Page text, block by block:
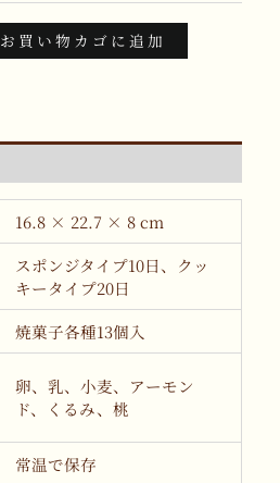
お買い物カゴに追加
16.8 × 22.7 × 8 cm
スポンジタイプ10日、クッ
キータイプ20日
焼菓子各種13個入
卵、乳、小麦、アーモン
ド、くるみ、桃
常温で保存